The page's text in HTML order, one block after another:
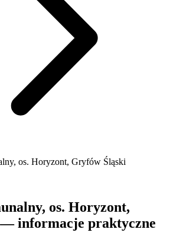
os. Horyzont, Gryfów Śląski
os. Horyzont,
informacje praktyczne